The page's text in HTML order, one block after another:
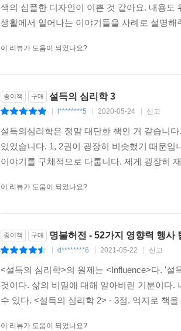
색의 심플한 디자인이 이쁜 것 같아요. 내용도
생활에서 일어나는 이야기들을 사례로 설명
이 리뷰가 도움이 되었나요?
종이책 구매 설득의 심리학 3
l********5 2020-05-24 신고
설득의심리학은 정말 대단한 책인 거 같습니
있었습니다. 1, 2권이 굉장히 비슷했기 때문
이야기를 구체적으로 다룹니다. 제게 굉장히
이 리뷰가 도움이 되었나요?
종이책 구매 명불허전 - 52가지 영향력 행사
d********6 2021-05-22 신고
<설득의 심리학>의 원제는 <Influence>다. '
것이다. 삶의 비밀에 대해 알아버린 기분이다.
수 있다. <설득의 심리학 2> - 3점. 억지로 책
이 리뷰가 도움이 되었나요?